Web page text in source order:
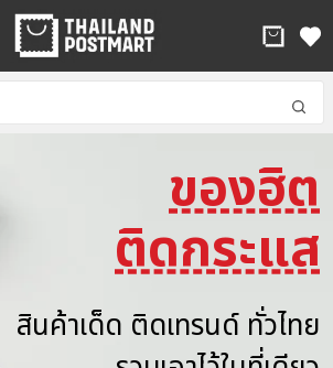
ของฮิต
ติดกระแส
สินค้าเด็ด ติดเทรนด์ ทั่วไทย